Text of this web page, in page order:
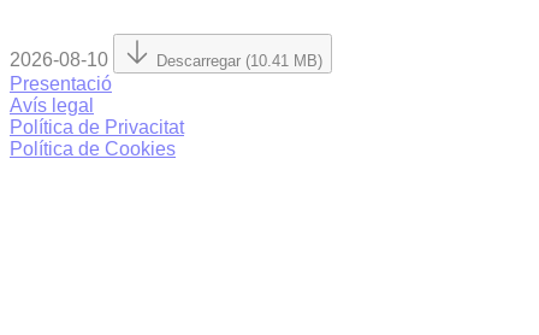
2026-08-10 Descarregar (10.41 MB)
Presentació
Avís legal
Política de Privacitat
Política de Cookies